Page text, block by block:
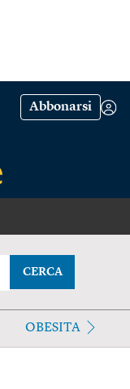
Abbonarsi
CERCA
OBESITA